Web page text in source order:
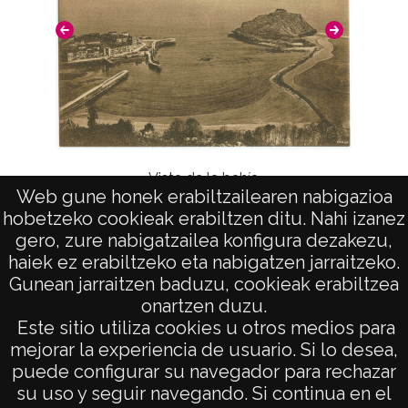
Web gune honek erabiltzailearen nabigazioa
hobetzeko cookieak erabiltzen ditu. Nahi izanez
gero, zure nabigatzailea konfigura dezakezu,
haiek ez erabiltzeko eta nabigatzen jarraitzeko.
Gunean jarraitzen baduzu, cookieak erabiltzea
onartzen duzu.
Este sitio utiliza cookies u otros medios para
mejorar la experiencia de usuario. Si lo desea,
puede configurar su navegador para rechazar
su uso y seguir navegando. Si continua en el
Vista de la bahía
AVISO LEGAL
POLÍTICA DE PRIVACIDAD
ACCESIBILIDAD
ATENCIÓN CIUDADANA